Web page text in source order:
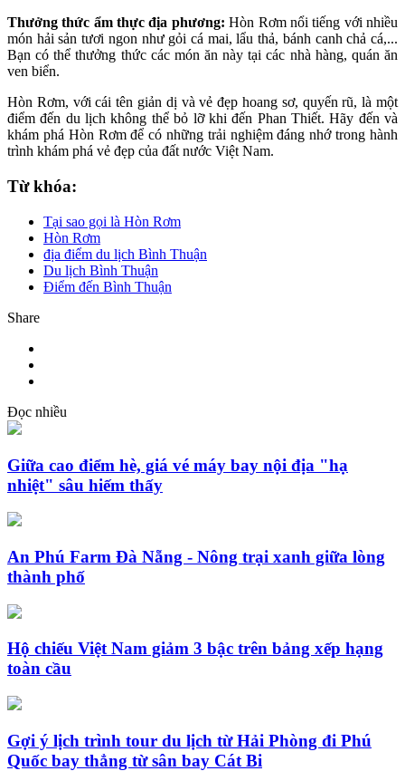
Thưởng thức ẩm thực địa phương: Hòn Rơm nổi tiếng với nhiều
món hải sản tươi ngon như gỏi cá mai, lẩu thả, bánh canh chả cá,...
Bạn có thể thưởng thức các món ăn này tại các nhà hàng, quán ăn
ven biển.
Hòn Rơm, với cái tên giản dị và vẻ đẹp hoang sơ, quyến rũ, là một
điểm đến du lịch không thể bỏ lỡ khi đến Phan Thiết. Hãy đến và
khám phá Hòn Rơm để có những trải nghiệm đáng nhớ trong hành
trình khám phá vẻ đẹp của đất nước Việt Nam.
Từ khóa:
Tại sao gọi là Hòn Rơm
Hòn Rơm
địa điểm du lịch Bình Thuận
Du lịch Bình Thuận
Điểm đến Bình Thuận
Share
Đọc nhiều
Giữa cao điểm hè, giá vé máy bay nội địa "hạ
nhiệt" sâu hiếm thấy
An Phú Farm Đà Nẵng - Nông trại xanh giữa lòng
thành phố
Hộ chiếu Việt Nam giảm 3 bậc trên bảng xếp hạng
toàn cầu
Gợi ý lịch trình tour du lịch từ Hải Phòng đi Phú
Quốc bay thẳng từ sân bay Cát Bi